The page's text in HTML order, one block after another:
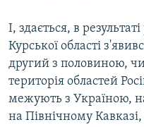
І, здається, в
Курської області
другий з половиною,
територія областей
межують з Україною,
на Північному